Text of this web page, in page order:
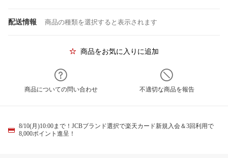
配送情報 商品の種類を選択すると表示されます
商品をお気に入りに追加
商品についての問い合わせ 不適切な商品を報告
8/10(月)10:00まで！JCBブランド選択で楽天カード新規入会＆3回利用で
8,000ポイント進呈！